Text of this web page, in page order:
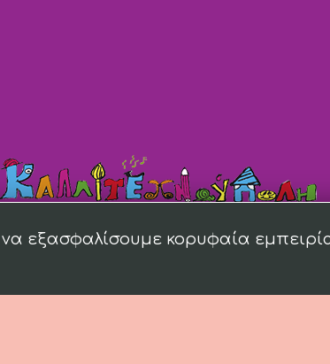
εξασφαλίσουμε κορυφαία